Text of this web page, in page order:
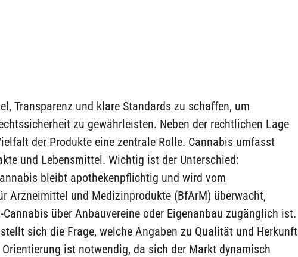
Transparenz und klare Standards zu schaffen, um
zu gewährleisten. Neben der rechtlichen Lage
der Produkte eine zentrale Rolle. Cannabis umfasst
und Lebensmittel. Wichtig ist der Unterschied:
bleibt apothekenpflichtig und wird vom
Arzneimittel und Medizinprodukte (BfArM) überwacht,
über Anbauvereine oder Eigenanbau zugänglich ist.
sich die Frage, welche Angaben zu Qualität und Herkunft
ist notwendig, da sich der Markt dynamisch